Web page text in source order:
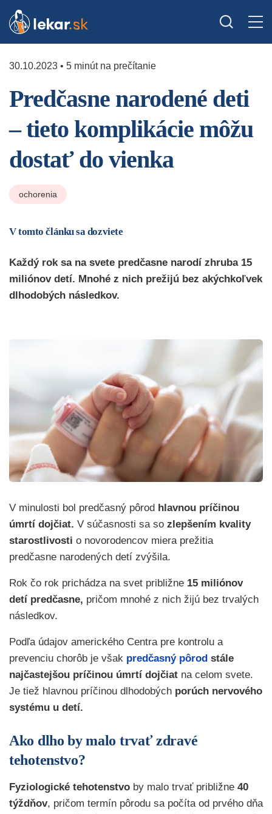
30.10.2023 • 5 minút na prečítanie
Predčasne narodené deti
– tieto komplikácie môžu
dostať do vienka
ochorenia
V tomto článku sa dozviete
Každý rok sa na svete predčasne narodí zhruba 15
miliónov detí. Mnohé z nich prežijú bez akýchkoľvek
dlhodobých následkov.
V minulosti bol predčasný pôrod hlavnou príčinou
úmrtí dojčiat. V súčasnosti sa so zlepšením kvality
starostlivosti o novorodencov miera prežitia
predčasne narodených detí zvýšila.
Rok čo rok prichádza na svet približne 15 miliónov
detí predčasne, pričom mnohé z nich žijú bez trvalých
následkov.
Podľa údajov amerického Centra pre kontrolu a
prevenciu chorôb je však predčasný pôrod stále
najčastejšou príčinou úmrtí dojčiat na celom svete.
Je tiež hlavnou príčinou dlhodobých porúch nervového
systému u detí.
Ako dlho by malo trvať zdravé
tehotenstvo?
Fyziologické tehotenstvo by malo trvať približne 40
týždňov, pričom termín pôrodu sa počíta od prvého dňa